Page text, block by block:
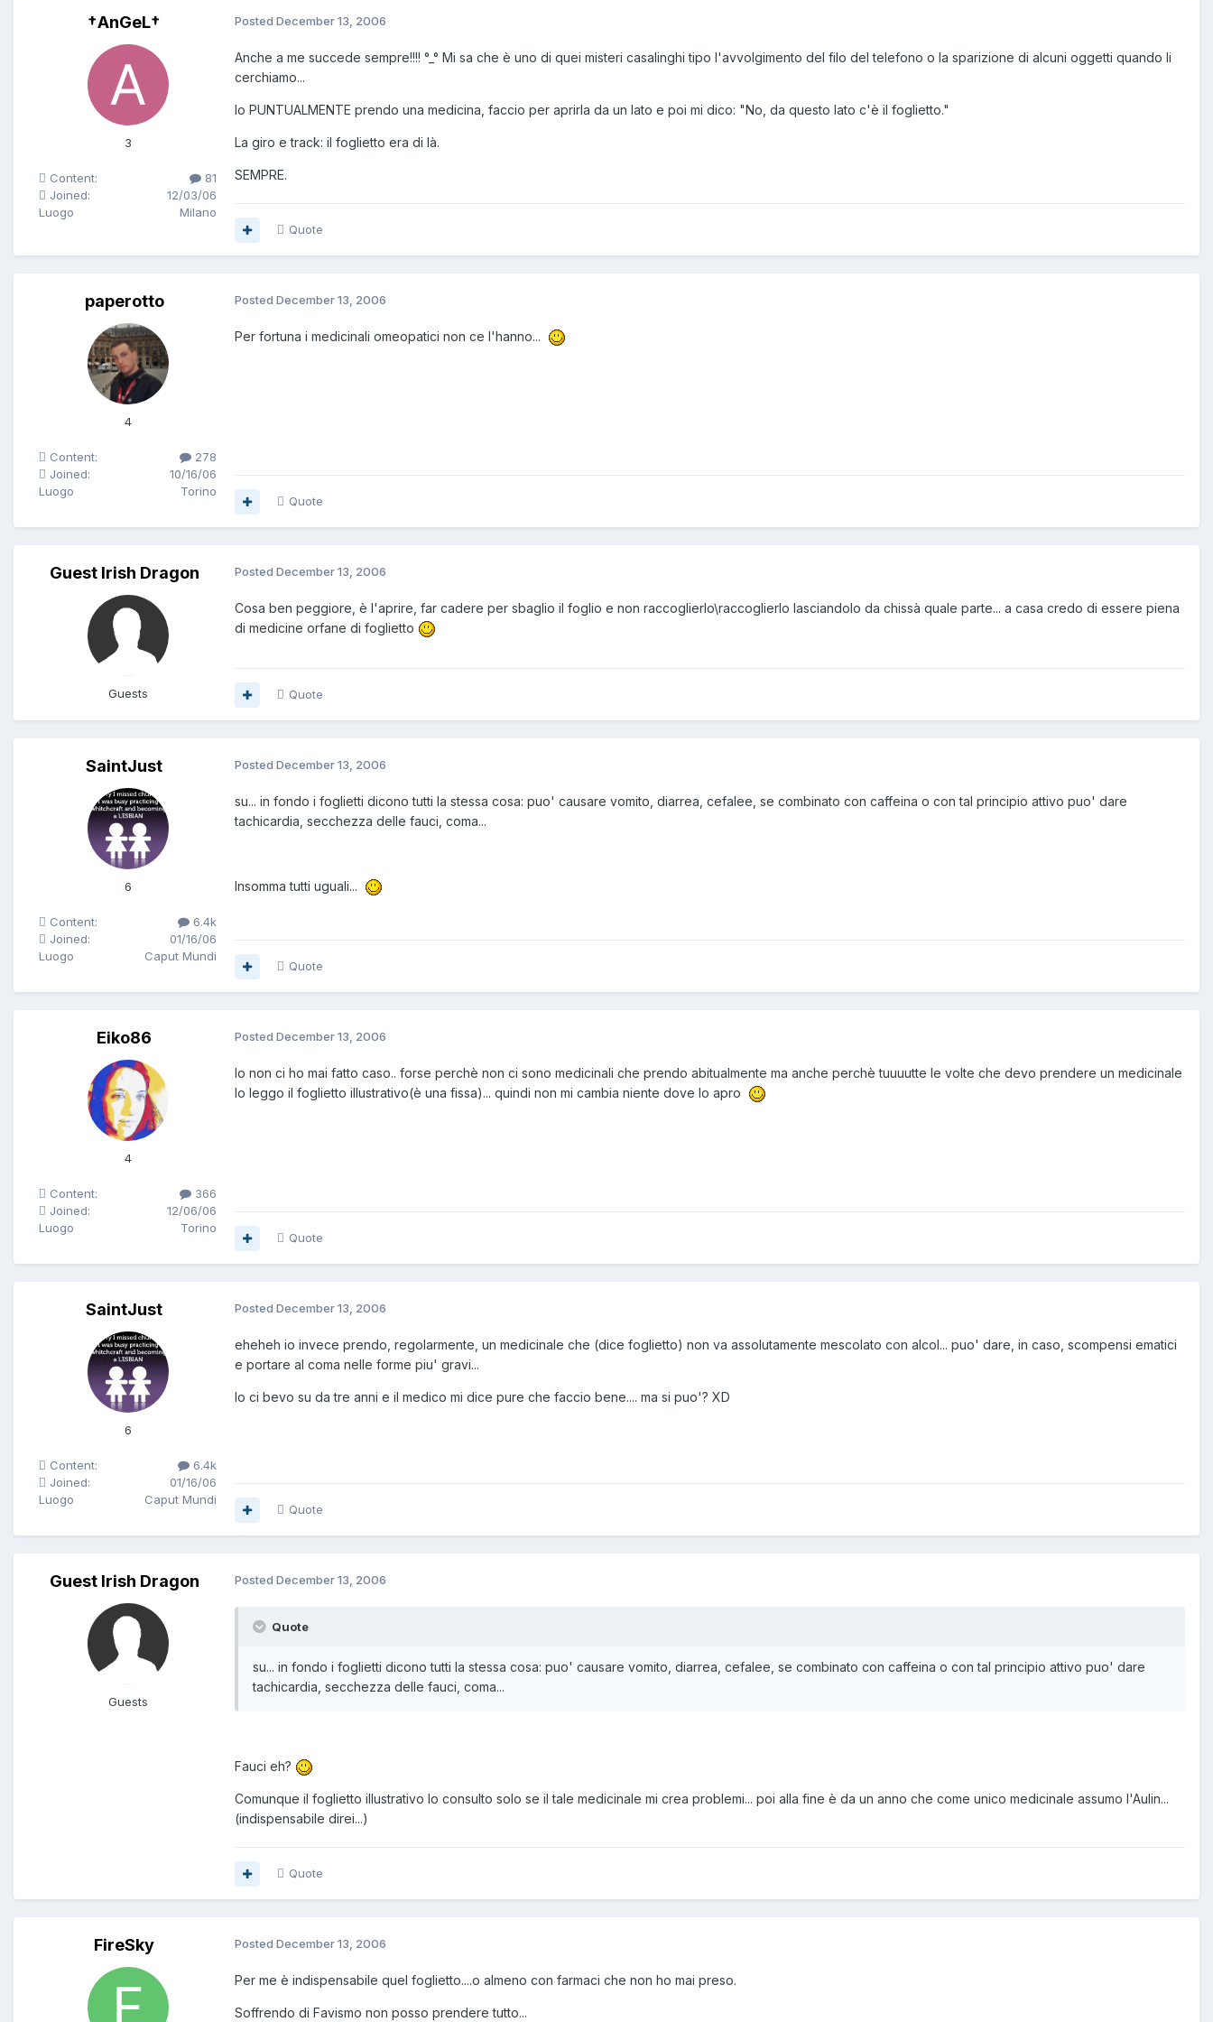
†AnGeL†
3
Content:
81
Joined:
12/03/06
Luogo
Milano
Posted December 13, 2006
Anche a me succede sempre!!!! °_° Mi sa che è uno di quei misteri casalinghi tipo l'avvolgimento del filo del telefono o la sparizione di alcuni oggetti quando li
cerchiamo...
Io PUNTUALMENTE prendo una medicina, faccio per aprirla da un lato e poi mi dico: "No, da questo lato c'è il foglietto."
La giro e track: il foglietto era di là.
SEMPRE.
Quote
paperotto
4
Content:
278
Joined:
10/16/06
Luogo
Torino
Posted December 13, 2006
Per fortuna i medicinali omeopatici non ce l'hanno...
Quote
Guest Irish Dragon
Guests
Posted December 13, 2006
Cosa ben peggiore, è l'aprire, far cadere per sbaglio il foglio e non raccoglierlo\raccoglierlo lasciandolo da chissà quale parte... a casa credo di essere piena
di medicine orfane di foglietto
Quote
SaintJust
6
Content:
6.4k
Joined:
01/16/06
Luogo
Caput Mundi
Posted December 13, 2006
su... in fondo i foglietti dicono tutti la stessa cosa: puo' causare vomito, diarrea, cefalee, se combinato con caffeina o con tal principio attivo puo' dare
tachicardia, secchezza delle fauci, coma...
Insomma tutti uguali...
Quote
Eiko86
4
Content:
366
Joined:
12/06/06
Luogo
Torino
Posted December 13, 2006
Io non ci ho mai fatto caso.. forse perchè non ci sono medicinali che prendo abitualmente ma anche perchè tuuuutte le volte che devo prendere un medicinale
lo leggo il foglietto illustrativo(è una fissa)... quindi non mi cambia niente dove lo apro
Quote
SaintJust
6
Content:
6.4k
Joined:
01/16/06
Luogo
Caput Mundi
Posted December 13, 2006
eheheh io invece prendo, regolarmente, un medicinale che (dice foglietto) non va assolutamente mescolato con alcol... puo' dare, in caso, scompensi ematici
e portare al coma nelle forme piu' gravi...
Io ci bevo su da tre anni e il medico mi dice pure che faccio bene.... ma si puo'? XD
Quote
Guest Irish Dragon
Guests
Posted December 13, 2006
Quote
su... in fondo i foglietti dicono tutti la stessa cosa: puo' causare vomito, diarrea, cefalee, se combinato con caffeina o con tal principio attivo puo' dare
tachicardia, secchezza delle fauci, coma...
Fauci eh?
Comunque il foglietto illustrativo lo consulto solo se il tale medicinale mi crea problemi... poi alla fine è da un anno che come unico medicinale assumo l'Aulin...
(indispensabile direi...)
Quote
FireSky Posted December 13, 2006
Per me è indispensabile quel foglietto....o almeno con farmaci che non ho mai preso.
Soffrendo di Favismo non posso prendere tutto...